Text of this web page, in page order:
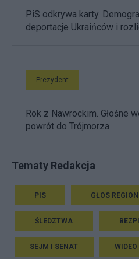
PiS odkrywa karty.
deportacje Ukraińców i
Prezydent
Rok z Nawrockim. Głośne
powrót do Trójmorza
Tematy Redakcja
PIS GŁOS
ŚLEDZTWA
SEJM I SENAT